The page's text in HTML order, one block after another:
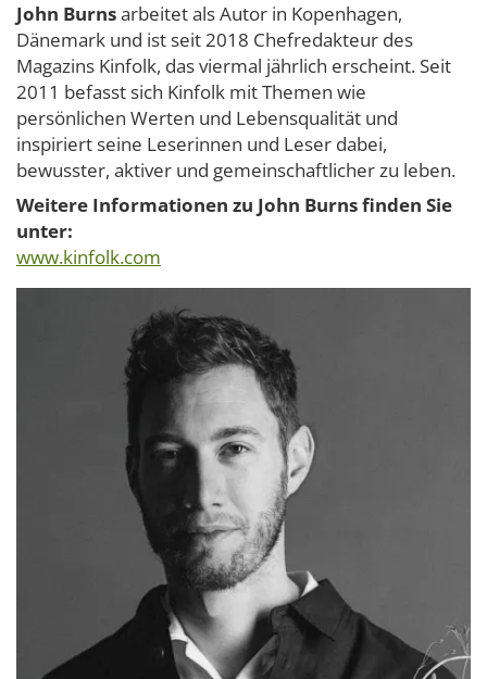
John Burnsarbeitet als Autor in Kopenhagen,
Dänemark und ist seit 2018 Chefredakteur des
Magazins Kinfolk, das viermal jährlich erscheint. Seit
2011 befasst sich Kinfolk mit Themen wie
persönlichen Werten und Lebensqualität und
inspiriert seine Leserinnen und Leser dabei,
bewusster, aktiver und gemeinschaftlicher zu leben.
Weitere Informationen zu John Burns finden Sie
unter:
www.kinfolk.com